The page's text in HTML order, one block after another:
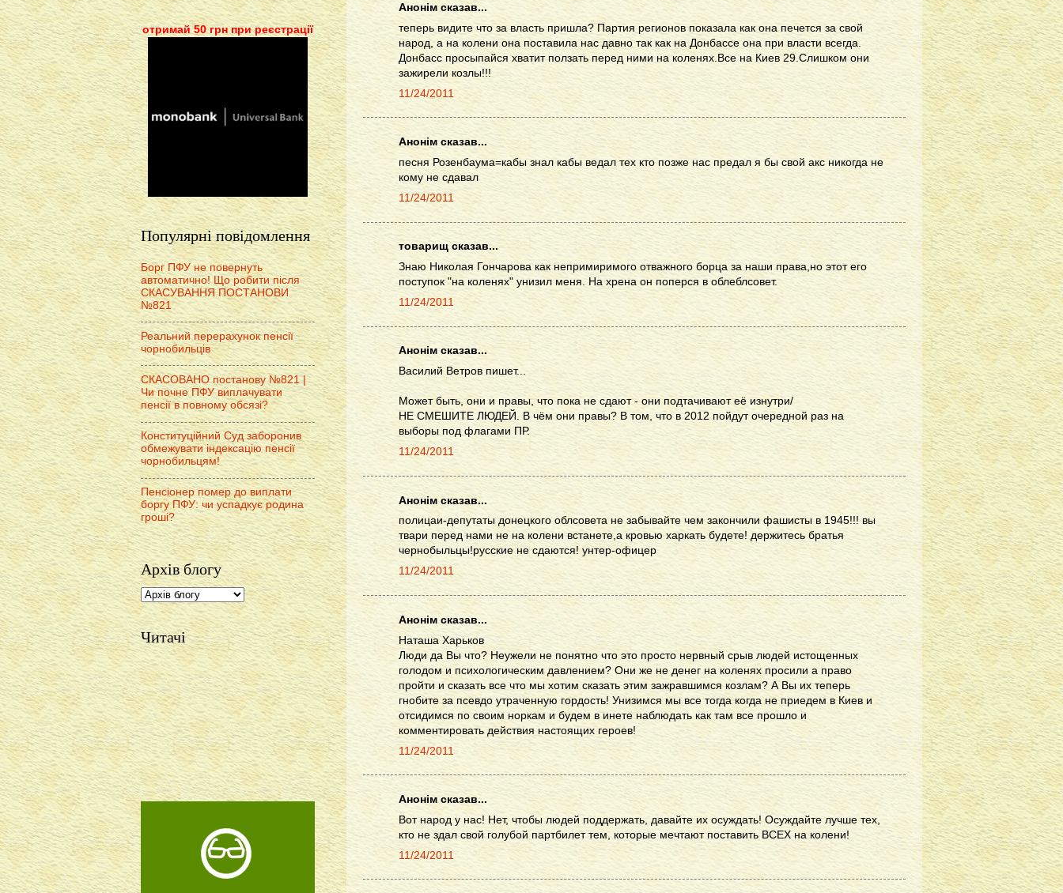
Анонім сказав...
теперь видите что за власть пришла? Партия регионов показала как она печется за свой
народ, а на колени она поставила нас давно так как на Донбассе она при власти всегда.
Донбасс просыпайся хватит ползать перед ними на коленях.Все на Киев 29.Слишком они
зажирели козлы!!!
11/24/2011
Анонім сказав...
песня Розенбаума=кабы знал кабы ведал тех кто позже нас предал я бы свой акс никогда не
кому не сдавал
11/24/2011
товарищ сказав...
Знаю Николая Гончарова как непримиримого отважного борца за наши права,но этот его
поступок "на коленях" унизил меня. На хрена он поперся в облеблсовет.
11/24/2011
Анонім сказав...
Василий Ветров пишет...
Может быть, они и правы, что пока не сдают - они подтачивают её изнутри/
НЕ СМЕШИТЕ ЛЮДЕЙ. В чём они правы? В том, что в 2012 пойдут очередной раз на
выборы под флагами ПР.
11/24/2011
Анонім сказав...
полицаи-депутаты донецкого облсовета не забывайте чем закончили фашисты в 1945!!! вы
твари перед нами не на колени встанете,а кровью харкать будете! держитесь братья
чернобыльцы!русские не сдаются! унтер-офицер
11/24/2011
Анонім сказав...
Наташа Харьков
Люди да Вы что? Неужели не понятно что это просто нервный срыв людей истощенных
голодом и психологическим давлением? Они же не денег на коленях просили а право
пройти и сказать все что мы хотим сказать этим зажравшимся козлам? А Вы их теперь
гнобите за псевдо утраченную гордость! Унизимся мы все тогда когда не приедем в Киев и
отсидимся по своим норкам и будем в инете наблюдать как там все прошло и
комментировать действия настоящих героев!
11/24/2011
Анонім сказав...
Вот народ у нас! Нет, чтобы людей поддержать, давайте их осуждать! Осуждайте лучше тех,
кто не здал свой голубой партбилет тем, которые мечтают поставить ВСЕХ на колени!
11/24/2011
отримай 50 грн при реєстрації
Популярні повідомлення
Борг ПФУ не повернуть
автоматично! Що робити після
СКАСУВАННЯ ПОСТАНОВИ
№821
Реальний перерахунок пенсії
чорнобильців
СКАСОВАНО постанову №821 |
Чи почне ПФУ виплачувати
пенсії в повному обсязі?
Конституційний Суд заборонив
обмежувати індексацію пенсії
чорнобильцям!
Пенсіонер помер до виплати
боргу ПФУ: чи успадкує родина
гроші?
Архів блогу
Читачі